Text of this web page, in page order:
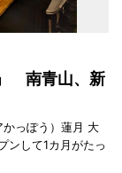
南青山、新
っぽう）蓮月 大
ンして1カ月がたっ